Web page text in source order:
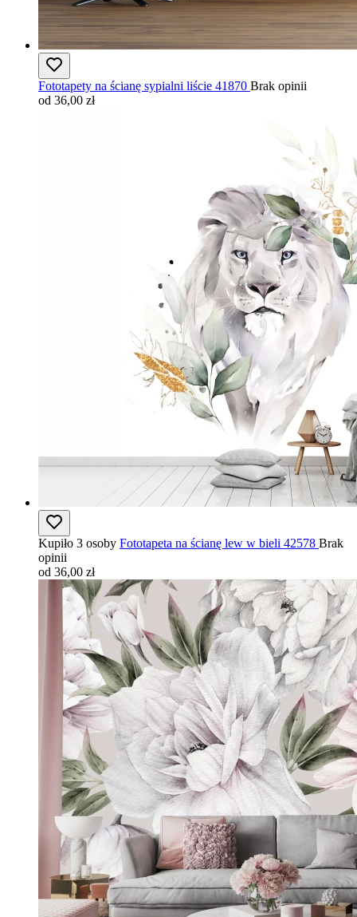
Fototapety na ścianę sypialni liście 41870 Brak opinii
od 36,00 zł
Kupiło 3 osoby Fototapeta na ścianę lew w bieli 42578 Brak
opinii
od 36,00 zł